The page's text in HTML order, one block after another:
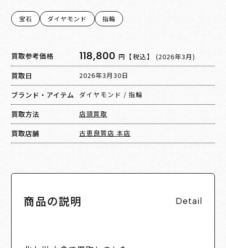
宝石 ダイヤモンド 指輪
買取参考価格 118,800 円【税込】 (2026年3月)
買取日 2026年3月30日
ブランド・アイテム ダイヤモンド / 指輪
買取方法 店頭買取
買取店舗 古恵良質店 本店
商品の説明 Detail